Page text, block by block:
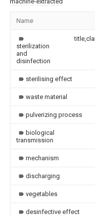
Name
sterilization
and
disinfection
sterilising effect
waste material
pulverizing process
biological
transmission
mechanism
discharging
vegetables
desinfective effect